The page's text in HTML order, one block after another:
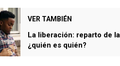
VER TAMBIÉN
La liberación: reparto de
¿quién es quién?